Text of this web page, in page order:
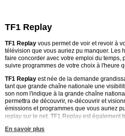
TF1 Replay
TF1 Replay vous permet de voir et revoir à
télévision que vous auriez pu manquer. Les
faire concorder avec votre emploi du temps,
suivre programmes de votre choix à l'heure
TF1 Replay est née de la demande
tant que grande chaîne nationale une
son nom l'indique à la grande chaîne
permettra de découvrir, re-découvrir et
émissions et programmes que vous auriez
replay sur le net. TF1 Replay est également
contenu. Vous permet de visionner 197
En savoir plus